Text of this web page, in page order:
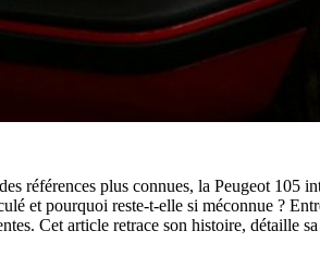
références plus connues, la Peugeot 105
et pourquoi reste-t-elle si méconnue ?
Cet article retrace son histoire, détaille